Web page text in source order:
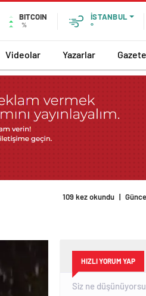
BITCOIN
%
İSTANBUL
°
Videolar Yazarlar
HIZLI YORUM YAP